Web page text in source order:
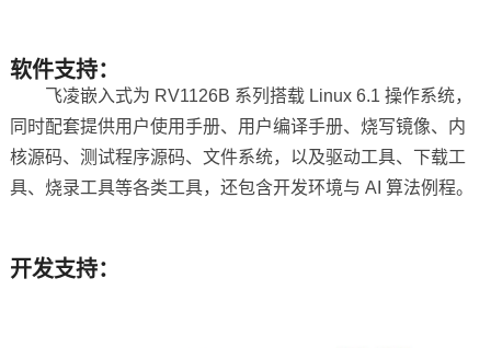
软件支持：
飞凌嵌入式为 RV1126B 系列搭载 Linux 6.1 操作系统，
同时配套提供用户使用手册、用户编译手册、烧写镜像、内
核源码、测试程序源码、文件系统，以及驱动工具、下载工
具、烧录工具等各类工具，还包含开发环境与 AI 算法例程。
开发支持：